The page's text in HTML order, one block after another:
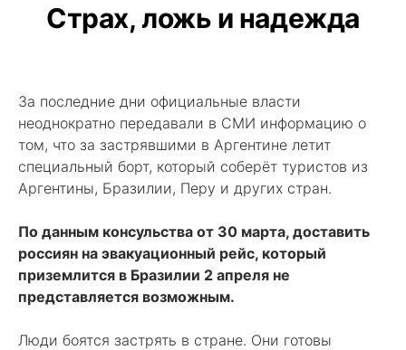
Страх, ложь и надежда
За последние дни официальные власти
неоднократно передавали в СМИ информацию о
том, что за застрявшими в Аргентине летит
специальный борт, который соберёт туристов из
Аргентины, Бразилии, Перу и других стран.
По данным консульства от 30 марта, доставить
россиян на эвакуационный рейс, который
приземлится в Бразилии 2 апреля не
представляется возможным.
Люди боятся застрять в стране. Они готовы